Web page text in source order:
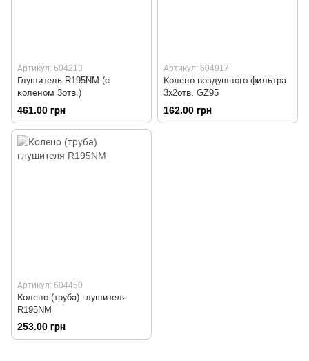
Артикул: 604213
Глушитель R195NM (с
коленом 3отв.)
461.00 грн
Артикул: 604917
Колено воздушного фильтра
3х2отв. GZ95
162.00 грн
Артикул: 604450
Колено (труба) глушителя
R195NM
253.00 грн